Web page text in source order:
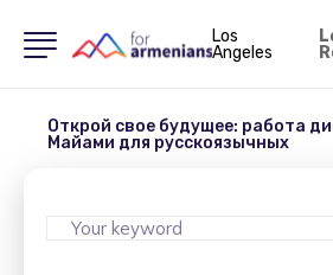
Los
Angeles
Открой свое будущее: работа
Майами для русскоязычных